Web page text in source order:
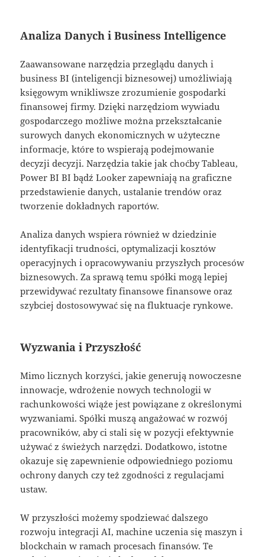
Analiza Danych i Business Intelligence
Zaawansowane narzędzia przeglądu danych i
business BI (inteligencji biznesowej) umożliwiają
księgowym wnikliwsze zrozumienie gospodarki
finansowej firmy. Dzięki narzędziom wywiadu
gospodarczego możliwe można przekształcanie
surowych danych ekonomicznych w użyteczne
informacje, które to wspierają podejmowanie
decyzji decyzji. Narzędzia takie jak choćby Tableau,
Power BI BI bądź Looker zapewniają na graficzne
przedstawienie danych, ustalanie trendów oraz
tworzenie dokładnych raportów.
Analiza danych wspiera również w dziedzinie
identyfikacji trudności, optymalizacji kosztów
operacyjnych i opracowywaniu przyszłych procesów
biznesowych. Za sprawą temu spółki mogą lepiej
przewidywać rezultaty finansowe finansowe oraz
szybciej dostosowywać się na fluktuacje rynkowe.
Wyzwania i Przyszłość
Mimo licznych korzyści, jakie generują nowoczesne
innowacje, wdrożenie nowych technologii w
rachunkowości wiąże jest powiązane z określonymi
wyzwaniami. Spółki muszą angażować w rozwój
pracowników, aby ci stali się w pozycji efektywnie
używać z świeżych narzędzi. Dodatkowo, istotne
okazuje się zapewnienie odpowiedniego poziomu
ochrony danych czy też zgodności z regulacjami
ustaw.
W przyszłości możemy spodziewać dalszego
rozwoju integracji AI, machine uczenia się maszyn i
blockchain w ramach procesach finansów. Te